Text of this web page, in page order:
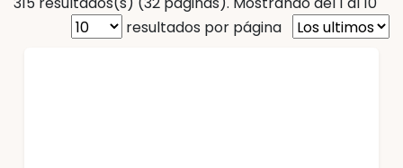
resultados por página